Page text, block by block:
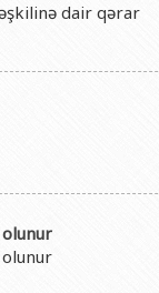
dair qərar